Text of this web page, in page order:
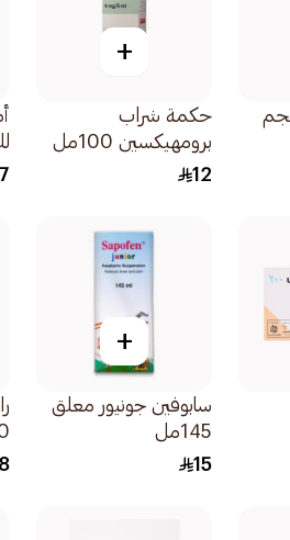
5ملجم
+
حكمة شراب
برومهيكسين 100مل
12
7
+
سابوفين جونيور معلق
145مل
15